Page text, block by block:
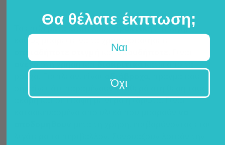
Τα επιθέματα αποτελούνπρακτικήεπιλογή,
καθώς μπορείτε να τα χρησιμοποιήσετε
καιοπουδήποτε
άνεταστη χρήση καιδιακριτικάκάτω από τα
σημαίνει ότι παραμένουν σταθερά στη θέση τους
ακόμη και σε επαφή με νερό ή ιδρώτα. Είναι
Θα θέλατε έκπτωση;
Ναι
Όχι